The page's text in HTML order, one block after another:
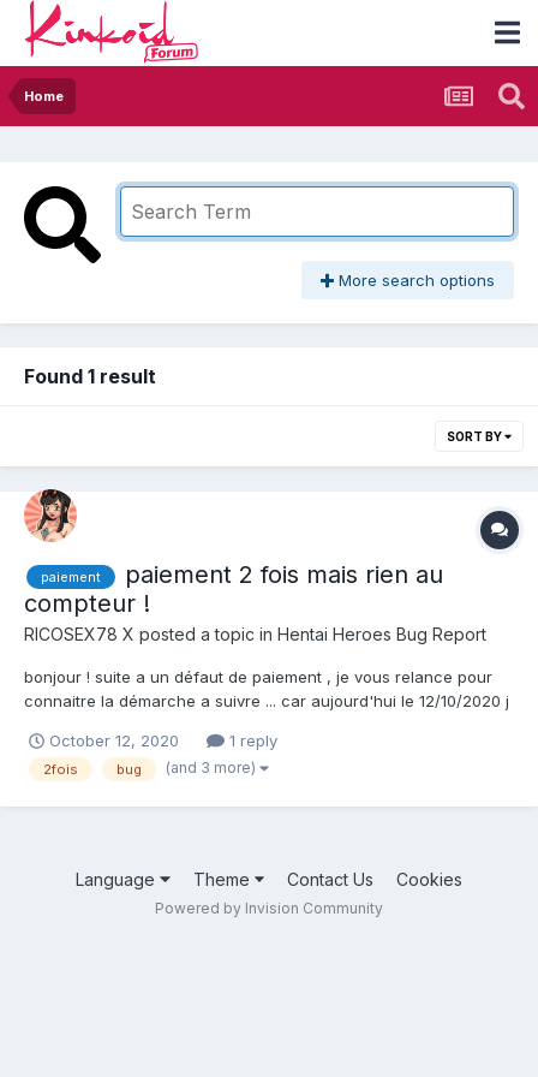
Home
More search options
Found 1 result
SORT BY
paiement
paiement 2 fois mais rien au
compteur !
RICOSEX78 X posted a topic in Hentai Heroes Bug Report
bonjour ! suite a un défaut de paiement , je vous relance pour
connaitre la démarche a suivre ... car aujourd'hui le 12/10/2020 j
20 euros et rien de changé depuis dans 4 jours je verrai si ma
banque a pris l 'argent et donc que vous av...
October 12, 2020 1 reply
2fois bug (and 3 more)
Language Theme Contact Us Cookies
Powered by Invision Community